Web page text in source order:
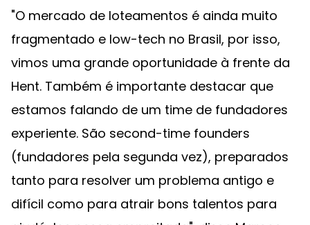
"O mercado de loteamentos é ainda muito
fragmentado e low-tech no Brasil, por isso,
vimos uma grande oportunidade à frente da
Hent. Também é importante destacar que
estamos falando de um time de fundadores
experiente. São second-time founders
(fundadores pela segunda vez), preparados
tanto para resolver um problema antigo e
difícil como para atrair bons talentos para